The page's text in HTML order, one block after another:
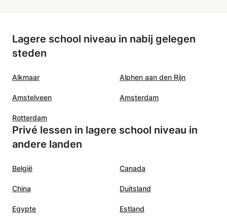
het
het
Lagere school niveau in nabij gelegen
steden
Alkmaar Alphen aan den Rijn
Amstelveen Amsterdam
Rotterdam
Privé lessen in lagere school niveau in
andere landen
België Canada
China Duitsland
Egypte Estland